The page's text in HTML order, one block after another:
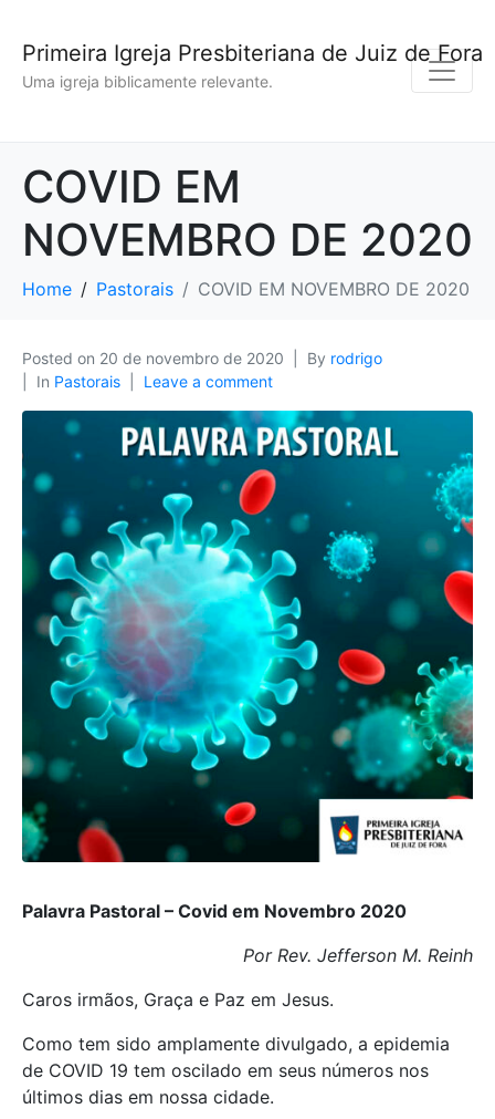
Primeira Igreja Presbiteriana de Juiz de Fora
Uma igreja biblicamente relevante.
COVID EM
NOVEMBRO DE 2020
Home Pastorais COVID EM NOVEMBRO DE 2020
Posted on 20 de novembro de 2020 By rodrigo
In Pastorais Leave a comment
Palavra Pastoral – Covid em Novembro 2020
Por Rev. Jefferson M. Reinh
Caros irmãos, Graça e Paz em Jesus.
Como tem sido amplamente divulgado, a epidemia
de COVID 19 tem oscilado em seus números nos
últimos dias em nossa cidade.